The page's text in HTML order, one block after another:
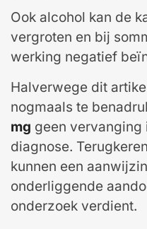
Ook alcohol kan de
vergroten en bij
werking negatief
Halverwege dit
nogmaals te
mg geen vervanging
diagnose.
kunnen een
onderliggende
onderzoek verdient.